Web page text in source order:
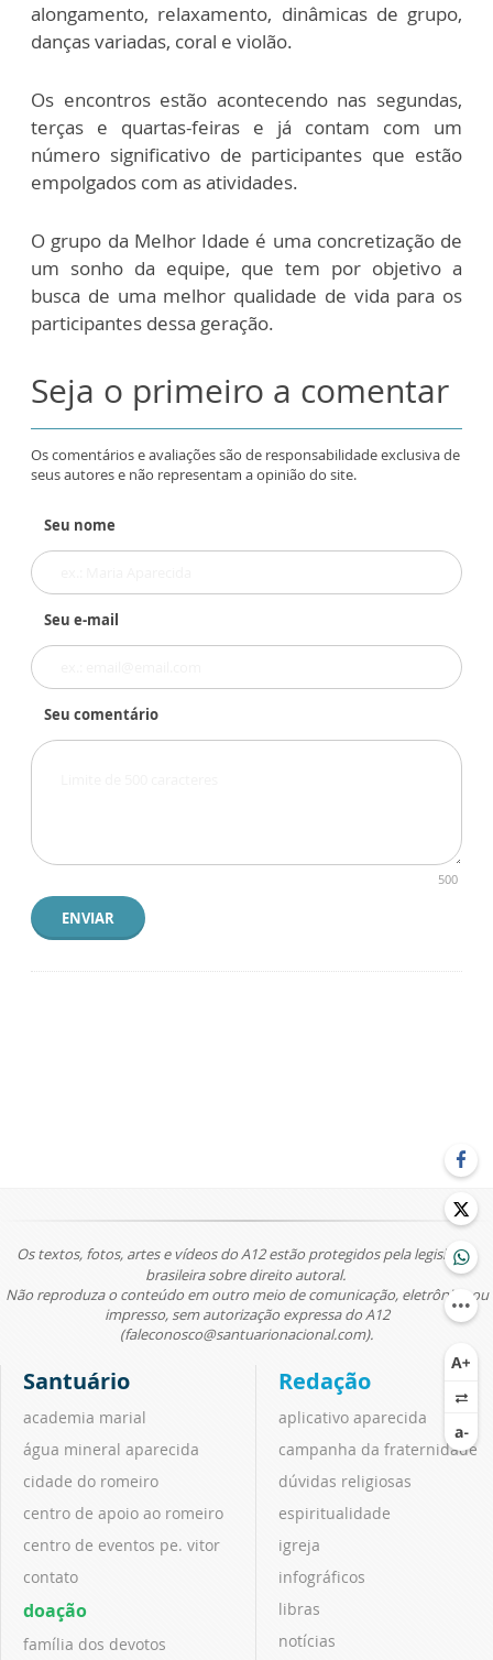
alongamento, relaxamento, dinâmicas de grupo,
danças variadas, coral e violão.
Os encontros estão acontecendo nas segundas,
terças e quartas-feiras e já contam com um
número significativo de participantes que estão
empolgados com as atividades.
O grupo da Melhor Idade é uma concretização de
um sonho da equipe, que tem por objetivo a
busca de uma melhor qualidade de vida para os
participantes dessa geração.
Seja o primeiro a comentar
Os comentários e avaliações são de responsabilidade exclusiva de
seus autores e não representam a opinião do site.
Seu nome
Seu e-mail
Seu comentário
500
ENVIAR
Os textos, fotos, artes e vídeos do A12 estão protegidos pela legislação
brasileira sobre direito autoral.
Não reproduza o conteúdo em outro meio de comunicação, eletrônico ou
impresso, sem autorização expressa do A12
(faleconosco@santuarionacional.com).
Santuário
academia marial
água mineral aparecida
cidade do romeiro
centro de apoio ao romeiro
centro de eventos pe. vitor
contato
doação
família dos devotos
Redação
aplicativo aparecida
campanha da fraternidade
dúvidas religiosas
espiritualidade
igreja
infográficos
libras
notícias